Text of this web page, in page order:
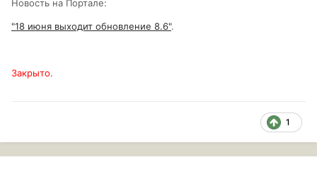
Новость на Портале:
"18 июня выходит обновление 8.6".
Закрыто.
1